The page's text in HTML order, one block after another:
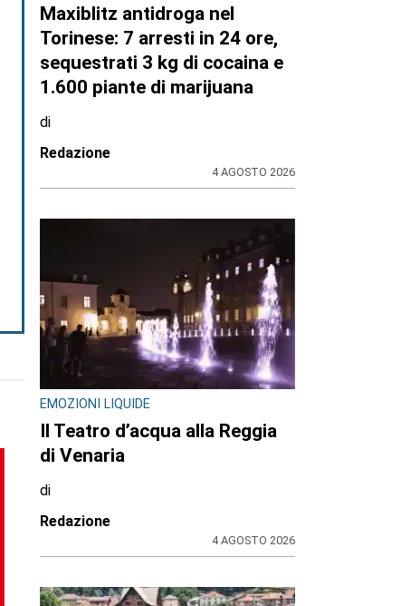
Maxiblitz antidroga nel
Torinese: 7 arresti in 24 ore,
sequestrati 3 kg di cocaina e
1.600 piante di marijuana
di
Redazione
4 AGOSTO 2026
EMOZIONI LIQUIDE
Il Teatro d’acqua alla Reggia
di Venaria
di
Redazione
4 AGOSTO 2026